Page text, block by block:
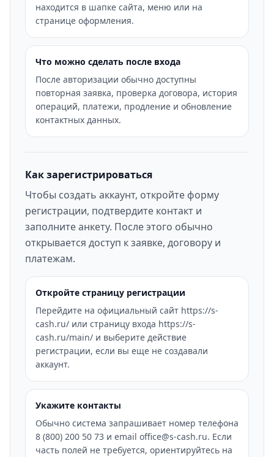
находится в шапке сайта, меню или на
странице оформления.
Что можно сделать после входа
После авторизации обычно доступны
повторная заявка, проверка договора, история
операций, платежи, продление и обновление
контактных данных.
Как зарегистрироваться
Чтобы создать аккаунт, откройте форму
регистрации, подтвердите контакт и
заполните анкету. После этого обычно
открывается доступ к заявке, договору и
платежам.
Откройте страницу регистрации
Перейдите на официальный сайт https://s-
cash.ru/ или страницу входа https://s-
cash.ru/main/ и выберите действие
регистрации, если вы еще не создавали
аккаунт.
Укажите контакты
Обычно система запрашивает номер телефона
8 (800) 200 50 73 и email office@s-cash.ru. Если
часть полей не требуется, ориентируйтесь на